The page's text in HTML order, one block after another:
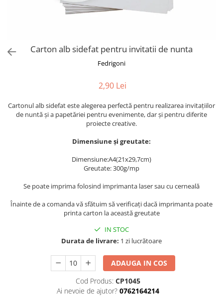
Marturii cu citate
Carton alb sidefat pentru invitatii de nunta
Fedrigoni
2,90 Lei
Cartonul alb sidefat este alegerea perfectă pentru realizarea invitațiilor
de nuntă și a papetăriei pentru evenimente, dar și pentru diferite
proiecte creative.
Dimensiune și greutate:
Dimensiune:A4(21x29,7cm)
Greutate: 300g/mp
Se poate imprima folosind imprimanta laser sau cu cerneală
Înainte de a comanda vă sfătuim să verificați dacă imprimanta poate
printa carton la această greutate
IN STOC
Durata de livrare: 1 zi lucrătoare
ADAUGA IN COS
Cod Produs: CP1045
Ai nevoie de ajutor? 0762164214